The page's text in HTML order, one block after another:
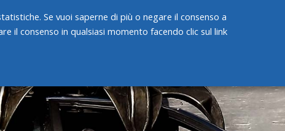
HOME CHI SIAMO SERVIZI PRODOTTI
Se vuoi saperne di più o negare il consenso a
il consenso in qualsiasi momento facendo clic sul link